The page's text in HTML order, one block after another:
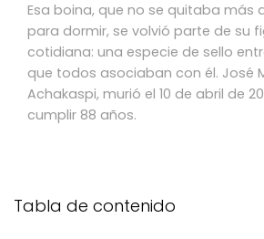
Esa boina, que no se quitaba más
para dormir, se volvió parte de su
cotidiana: una especie de sello
que todos asociaban con él. José
Achakaspi, murió el 10 de abril de
cumplir 88 años.
Tabla de contenido